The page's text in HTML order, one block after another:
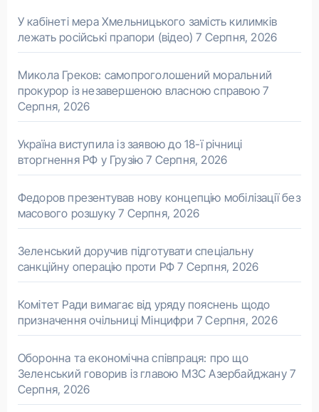
У кабінеті мера Хмельницького замість килимків
лежать російські прапори (відео) 7 Серпня, 2026
Микола Греков: самопроголошений моральний
прокурор із незавершеною власною справою 7
Серпня, 2026
Україна виступила із заявою до 18-ї річниці
вторгнення РФ у Грузію 7 Серпня, 2026
Федоров презентував нову концепцію мобілізації без
масового розшуку 7 Серпня, 2026
Зеленський доручив підготувати спеціальну
санкційну операцію проти РФ 7 Серпня, 2026
Комітет Ради вимагає від уряду пояснень щодо
призначення очільниці Мінцифри 7 Серпня, 2026
Оборонна та економічна співпраця: про що
Зеленський говорив із главою МЗС Азербайджану 7
Серпня, 2026